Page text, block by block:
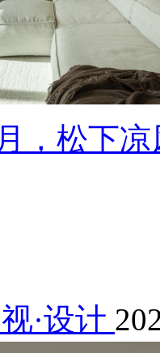
，松下
·设计